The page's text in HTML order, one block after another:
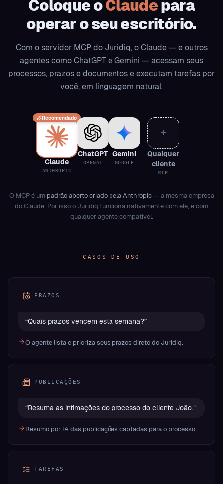
Coloque oClaudepara
operar o seu escritório.
Com o servidor MCP do Juridiq, o Claude — e outros
agentes como ChatGPT e Gemini — acessam seus
processos, prazos e documentos e executam tarefas por
você, em linguagem natural.
Recomendado
Claude
ANTHROPIC
ChatGPT
OPENAI
Gemini
GOOGLE
+
Qualquer
cliente
MCP
O MCP é um padrão aberto criado pela Anthropic — a mesma empresa
do Claude. Por isso o Juridiq funciona nativamente com ele, e com
qualquer agente compatível.
CASOS DE USO
PRAZOS
“Quais prazos vencem esta semana?”
O agente lista e prioriza seus prazos direto do Juridiq.
PUBLICAÇÕES
“Resuma as intimações do processo do cliente João.”
Resumo por IA das publicações captadas para o processo.
TAREFAS